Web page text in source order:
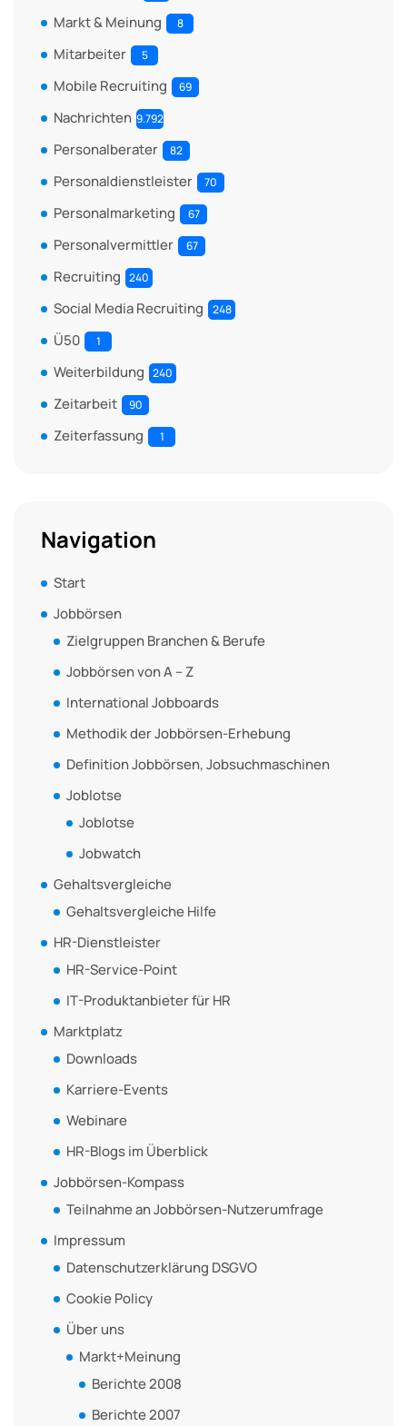
Markt & Meinung 8
Mitarbeiter 5
Mobile Recruiting 69
Nachrichten 9.792
Personalberater 82
Personaldienstleister 70
Personalmarketing 67
Personalvermittler 67
Recruiting 240
Social Media Recruiting 248
Ü50 1
Weiterbildung 240
Zeitarbeit 90
Zeiterfassung 1
Navigation
Start
Jobbörsen
Zielgruppen Branchen & Berufe
Jobbörsen von A – Z
International Jobboards
Methodik der Jobbörsen-Erhebung
Definition Jobbörsen, Jobsuchmaschinen
Joblotse
Joblotse
Jobwatch
Gehaltsvergleiche
Gehaltsvergleiche Hilfe
HR-Dienstleister
HR-Service-Point
IT-Produktanbieter für HR
Marktplatz
Downloads
Karriere-Events
Webinare
HR-Blogs im Überblick
Jobbörsen-Kompass
Teilnahme an Jobbörsen-Nutzerumfrage
Impressum
Datenschutzerklärung DSGVO
Cookie Policy
Über uns
Markt+Meinung
Berichte 2008
Berichte 2007